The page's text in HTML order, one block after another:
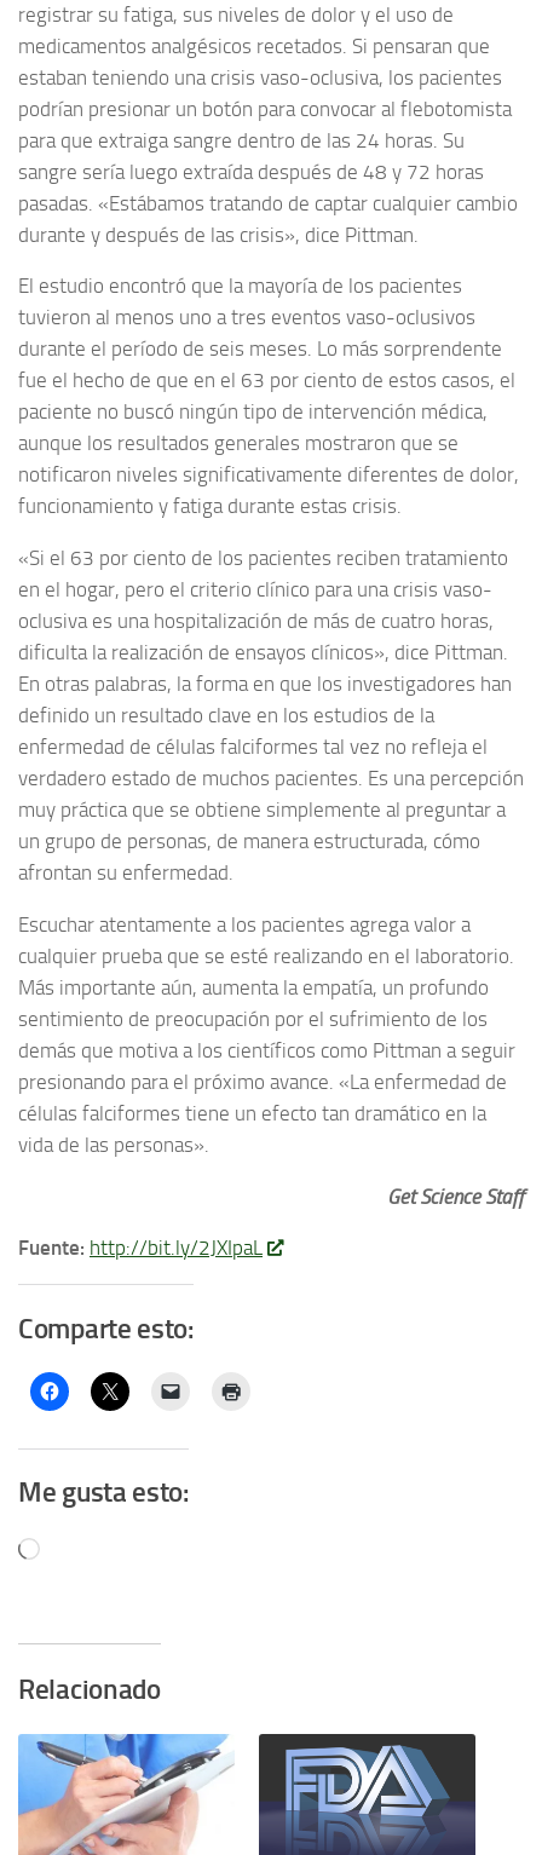
registrar su fatiga, sus niveles de dolor y el uso de
medicamentos analgésicos recetados. Si pensaran que
estaban teniendo una crisis vaso-oclusiva, los pacientes
podrían presionar un botón para convocar al flebotomista
para que extraiga sangre dentro de las 24 horas. Su
sangre sería luego extraída después de 48 y 72 horas
pasadas. «Estábamos tratando de captar cualquier cambio
durante y después de las crisis», dice Pittman.
El estudio encontró que la mayoría de los pacientes
tuvieron al menos uno a tres eventos vaso-oclusivos
durante el período de seis meses. Lo más sorprendente
fue el hecho de que en el 63 por ciento de estos casos, el
paciente no buscó ningún tipo de intervención médica,
aunque los resultados generales mostraron que se
notificaron niveles significativamente diferentes de dolor,
funcionamiento y fatiga durante estas crisis.
«Si el 63 por ciento de los pacientes reciben tratamiento
en el hogar, pero el criterio clínico para una crisis vaso-
oclusiva es una hospitalización de más de cuatro horas,
dificulta la realización de ensayos clínicos», dice Pittman.
En otras palabras, la forma en que los investigadores han
definido un resultado clave en los estudios de la
enfermedad de células falciformes tal vez no refleja el
verdadero estado de muchos pacientes. Es una percepción
muy práctica que se obtiene simplemente al preguntar a
un grupo de personas, de manera estructurada, cómo
afrontan su enfermedad.
Escuchar atentamente a los pacientes agrega valor a
cualquier prueba que se esté realizando en el laboratorio.
Más importante aún, aumenta la empatía, un profundo
sentimiento de preocupación por el sufrimiento de los
demás que motiva a los científicos como Pittman a seguir
presionando para el próximo avance. «La enfermedad de
células falciformes tiene un efecto tan dramático en la
vida de las personas».
Get Science Staff
Fuente: http://bit.ly/2JXIpaL
Comparte esto:
Me gusta esto:
Cargando...
Relacionado